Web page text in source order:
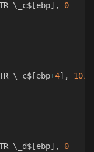
\_c$
[ebp] , 0
\_c$
[ebp+4] ,
\_d$
[ebp] , 0